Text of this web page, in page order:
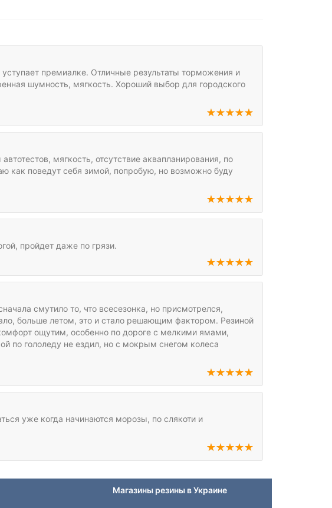
премиалке. Отличные результаты торможения и
шумность, мягкость. Хороший выбор для городского
мягкость, отсутствие аквапланирования, по
как поведут себя зимой, попробую, но возможно буду
пройдет даже по грязи.
смутило то, что всесезонка, но присмотрелся,
больше летом, это и стало решающим фактором. Резиной
ощутим, особенно по дороге с мелкими ямами,
по гололеду не ездил, но с мокрым снегом колеса
уже когда начинаются морозы, по слякоти и
Магазины резины в Украине